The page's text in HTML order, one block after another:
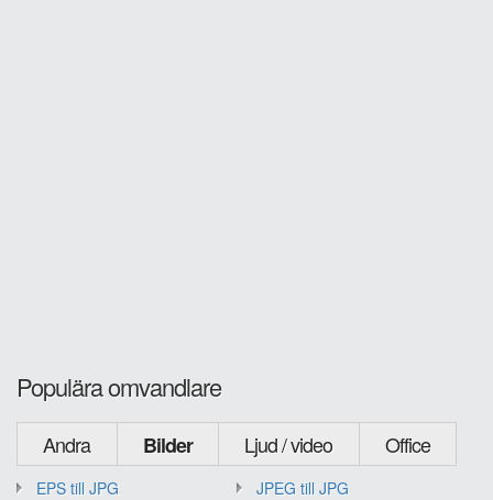
Populära omvandlare
Andra Bilder Ljud / video Office
EPS till JPG
JPEG till JPG